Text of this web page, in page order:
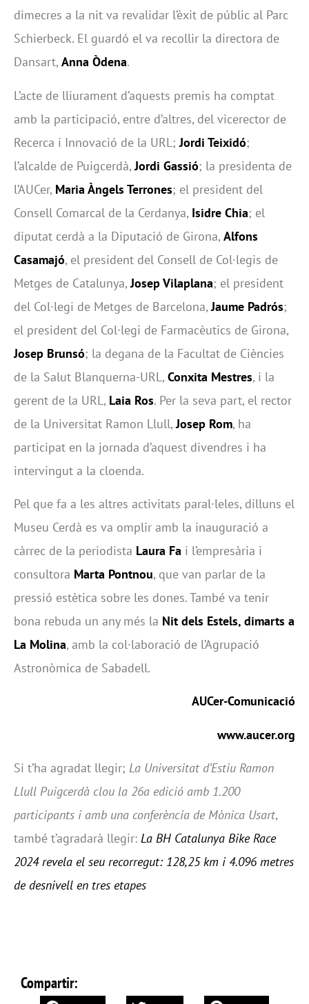
dimecres a la nit va revalidar l’èxit de públic al Parc
Schierbeck. El guardó el va recollir la directora de
Dansart, Anna Òdena.
L’acte de lliurament d’aquests premis ha comptat
amb la participació, entre d’altres, del vicerector de
Recerca i Innovació de la URL; Jordi Teixidó;
l’alcalde de Puigcerdà, Jordi Gassió; la presidenta de
l’AUCer, Maria Àngels Terrones; el president del
Consell Comarcal de la Cerdanya, Isidre Chia; el
diputat cerdà a la Diputació de Girona, Alfons
Casamajó, el president del Consell de Col·legis de
Metges de Catalunya, Josep Vilaplana; el president
del Col·legi de Metges de Barcelona, Jaume Padrós;
el president del Col·legi de Farmacèutics de Girona,
Josep Brunsó; la degana de la Facultat de Ciències
de la Salut Blanquerna-URL, Conxita Mestres, i la
gerent de la URL, Laia Ros. Per la seva part, el rector
de la Universitat Ramon Llull, Josep Rom, ha
participat en la jornada d’aquest divendres i ha
intervingut a la cloenda.
Pel que fa a les altres activitats paral·leles, dilluns el
Museu Cerdà es va omplir amb la inauguració a
càrrec de la periodista Laura Fa i l’empresària i
consultora Marta Pontnou, que van parlar de la
pressió estètica sobre les dones. També va tenir
bona rebuda un any més la Nit dels Estels, dimarts a
La Molina, amb la col·laboració de l’Agrupació
Astronòmica de Sabadell.
AUCer-Comunicació
www.aucer.org
Si t’ha agradat llegir; La Universitat d’Estiu Ramon
Llull Puigcerdà clou la 26a edició amb 1.200
participants i amb una conferència de Mònica Usart,
també t’agradarà llegir: La BH Catalunya Bike Race
2024 revela el seu recorregut: 128,25 km i 4.096 metres
de desnivell en tres etapes
Compartir: